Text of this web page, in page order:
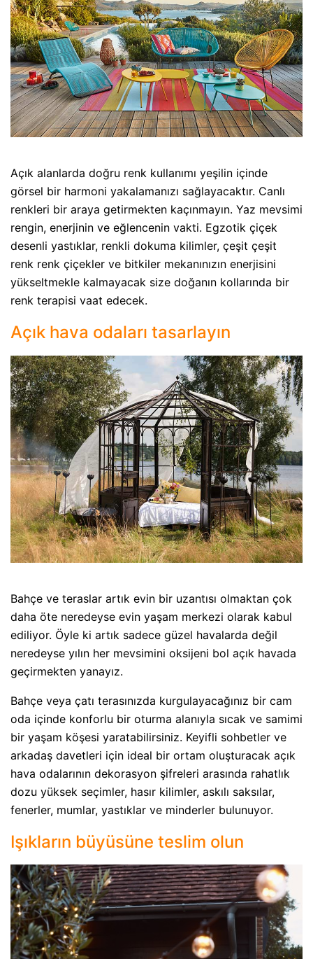
Açık alanlarda doğru renk kullanımı yeşilin içinde
görsel bir harmoni yakalamanızı sağlayacaktır. Canlı
renkleri bir araya getirmekten kaçınmayın. Yaz mevsimi
rengin, enerjinin ve eğlencenin vakti. Egzotik çiçek
desenli yastıklar, renkli dokuma kilimler, çeşit çeşit
renk renk çiçekler ve bitkiler mekanınızın enerjisini
yükseltmekle kalmayacak size doğanın kollarında bir
renk terapisi vaat edecek.
Açık hava odaları tasarlayın
Bahçe ve teraslar artık evin bir uzantısı olmaktan çok
daha öte neredeyse evin yaşam merkezi olarak kabul
ediliyor. Öyle ki artık sadece güzel havalarda değil
neredeyse yılın her mevsimini oksijeni bol açık havada
geçirmekten yanayız.
Bahçe veya çatı terasınızda kurgulayacağınız bir cam
oda içinde konforlu bir oturma alanıyla sıcak ve samimi
bir yaşam köşesi yaratabilirsiniz. Keyifli sohbetler ve
arkadaş davetleri için ideal bir ortam oluşturacak açık
hava odalarının dekorasyon şifreleri arasında rahatlık
dozu yüksek seçimler, hasır kilimler, askılı saksılar,
fenerler, mumlar, yastıklar ve minderler bulunuyor.
Işıkların büyüsüne teslim olun